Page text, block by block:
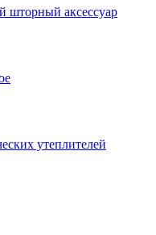
шторный аксессуар
утеплителей